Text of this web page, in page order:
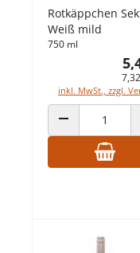
Rotkäppchen
Weiß mild
750 ml
inkl. MwSt., zzgl.
ANZAHL